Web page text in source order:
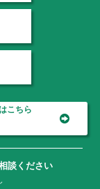
こちら
談ください